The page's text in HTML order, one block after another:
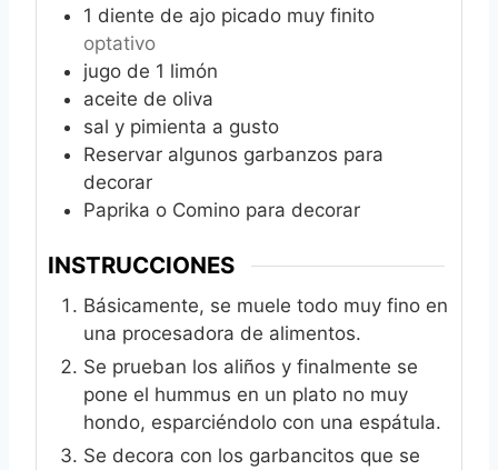
1 diente de ajo picado muy finito
optativo
jugo de 1 limón
aceite de oliva
sal y pimienta a gusto
Reservar algunos garbanzos para
decorar
Paprika o Comino para decorar
INSTRUCCIONES
Básicamente, se muele todo muy fino en
una procesadora de alimentos.
Se prueban los aliños y finalmente se
pone el hummus en un plato no muy
hondo, esparciéndolo con una espátula.
Se decora con los garbancitos que se